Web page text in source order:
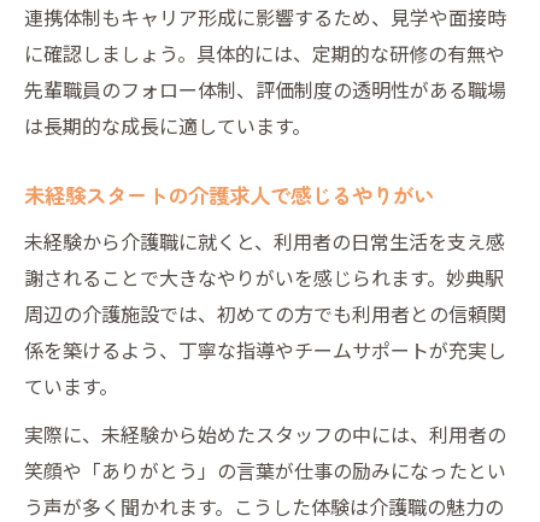
連携体制もキャリア形成に影響するため、見学や面接時
に確認しましょう。具体的には、定期的な研修の有無や
先輩職員のフォロー体制、評価制度の透明性がある職場
は長期的な成長に適しています。
未経験スタートの介護求人で感じるやりがい
未経験から介護職に就くと、利用者の日常生活を支え感
謝されることで大きなやりがいを感じられます。妙典駅
周辺の介護施設では、初めての方でも利用者との信頼関
係を築けるよう、丁寧な指導やチームサポートが充実し
ています。
実際に、未経験から始めたスタッフの中には、利用者の
笑顔や「ありがとう」の言葉が仕事の励みになったとい
う声が多く聞かれます。こうした体験は介護職の魅力の